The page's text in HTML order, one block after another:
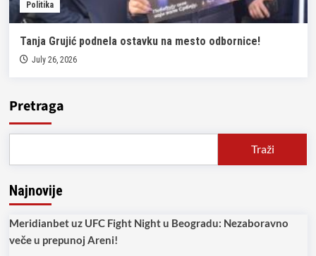
Politika
Tanja Grujić podnela ostavku na mesto odbornice!
July 26, 2026
Pretraga
Traži
Najnovije
Meridianbet uz UFC Fight Night u Beogradu: Nezaboravno
veče u prepunoj Areni!